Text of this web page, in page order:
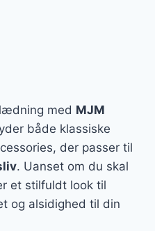
med MJM
både klassiske
der passer til
. Uanset om du skal
et stilfuldt look til
og alsidighed til din